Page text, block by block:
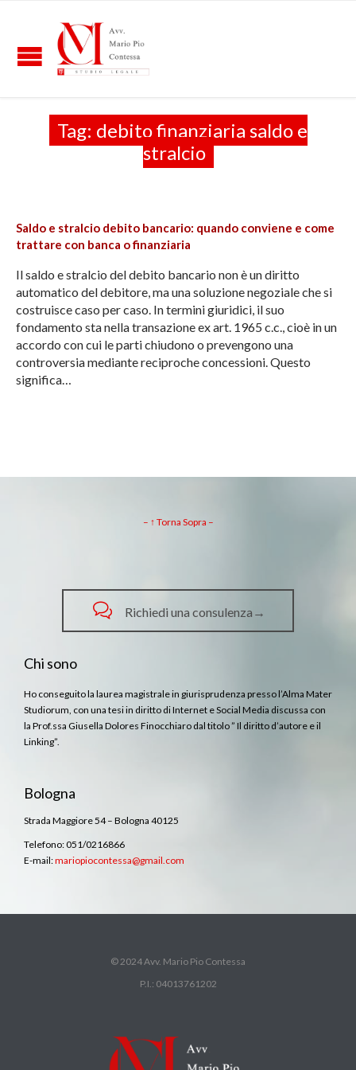
Tag: debito finanziaria saldo e
stralcio
Saldo e stralcio debito bancario: quando conviene e come
trattare con banca o finanziaria
Il saldo e stralcio del debito bancario non è un diritto
automatico del debitore, ma una soluzione negoziale che si
costruisce caso per caso. In termini giuridici, il suo
fondamento sta nella transazione ex art. 1965 c.c., cioè in un
accordo con cui le parti chiudono o prevengono una
controversia mediante reciproche concessioni. Questo
significa…
– ↑ Torna Sopra –
 Richiedi una consulenza→
Chi sono
Ho conseguito la laurea magistrale in giurisprudenza presso l’Alma Mater
Studiorum, con una tesi in diritto di Internet e Social Media discussa con
la Prof.ssa Giusella Dolores Finocchiaro dal titolo ” Il diritto d’autore e il
Linking”.
Bologna
Strada Maggiore 54 – Bologna 40125
Telefono: 051/0216866
E-mail:mariopiocontessa@gmail.com
© 2024 Avv. Mario Pio Contessa
P.I.: 04013761202